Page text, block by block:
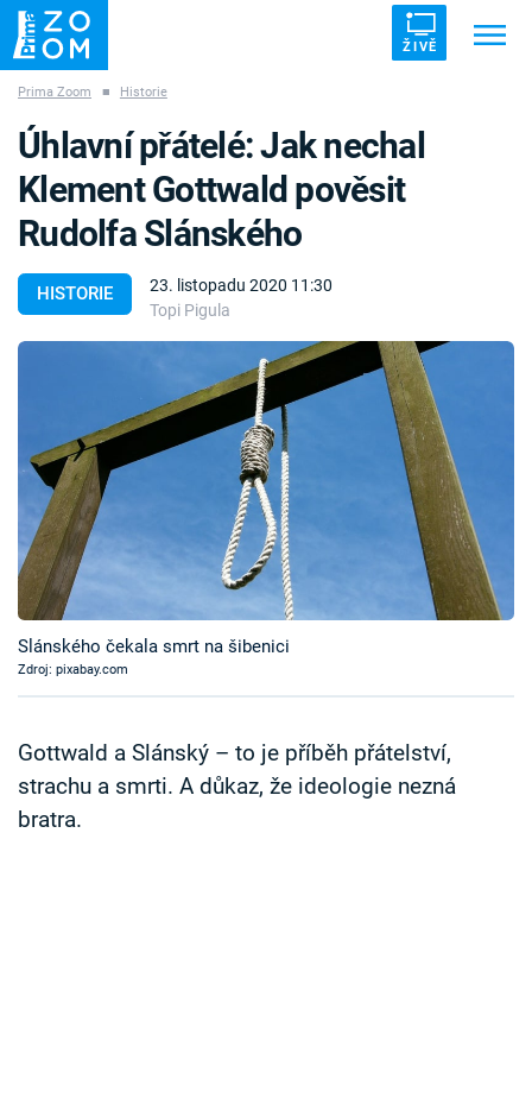
ŽIVĚ
ZÁHADY VETŘELCI DÁVNOVĚKU
Témata
Pořady
TV Program
Časopis
Sledujte prima+
Sledujte nás
Prima Zoom ■ Historie
HISTORIE
23. listopadu 2020 11:30
Topi Pigula
Úhlavní přátelé: Jak nechal
Klement Gottwald pověsit
Rudolfa Slánského
Slánského čekala smrt na šibenici
Zdroj: pixabay.com
Gottwald a Slánský – to je příběh přátelství,
strachu a smrti. A důkaz, že ideologie nezná
bratra.